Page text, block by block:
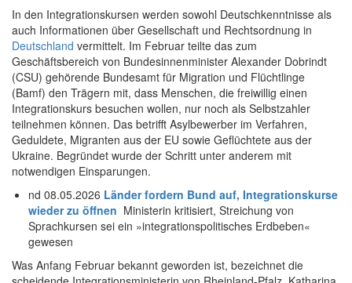
In den Integrationskursen werden sowohl Deutschkenntnisse als
auch Informationen über Gesellschaft und Rechtsordnung in
Deutschland vermittelt. Im Februar teilte das zum
Geschäftsbereich von Bundesinnenminister Alexander Dobrindt
(CSU) gehörende Bundesamt für Migration und Flüchtlinge
(Bamf) den Trägern mit, dass Menschen, die freiwillig einen
Integrationskurs besuchen wollen, nur noch als Selbstzahler
teilnehmen können. Das betrifft Asylbewerber im Verfahren,
Geduldete, Migranten aus der EU sowie Geflüchtete aus der
Ukraine. Begründet wurde der Schritt unter anderem mit
notwendigen Einsparungen.
nd 08.05.2026 Länder fordern Bund auf, Integrationskurse
wieder zu öffnen Ministerin kritisiert, Streichung von
Sprachkursen sei ein »integrationspolitisches Erdbeben«
gewesen
Was Anfang Februar bekannt geworden ist, bezeichnet die